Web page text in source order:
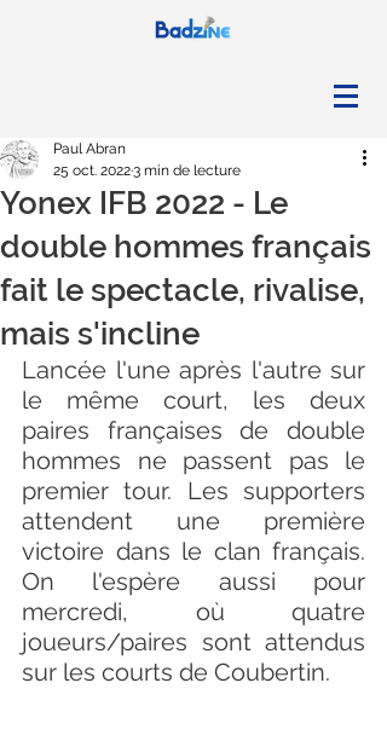
Yonex IFB 2022 - Le
double hommes français
fait le spectacle, rivalise,
mais s'incline
Paul Abran
25 oct. 20223 min de lecture
Lancée l'une après l'autre sur
le même court, les deux
paires françaises de double
hommes ne passent pas le
premier tour. Les supporters
attendent une première
victoire dans le clan français.
On l'espère aussi pour
mercredi, où quatre
joueurs/paires sont attendus
sur les courts de Coubertin.